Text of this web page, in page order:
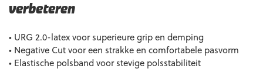
verbeteren
• URG 2.0-latex voor superieure grip en demping
• Negative Cut voor een strakke en comfortabele pasvorm
• Elastische polsband voor stevige polsstabiliteit